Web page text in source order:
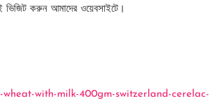
করুন আমাদের ওয়েবসাইটে।
with-milk-400gm-switzerland-cerelac-